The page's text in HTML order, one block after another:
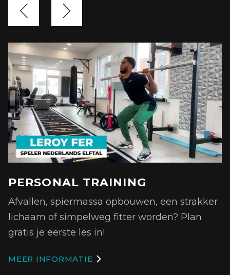
Wat hebben de trainingen onze klanten
gebracht?
Bekijk Nu
PERSONAL TRAINING
Afvallen, spiermassa opbouwen, een strakker
lichaam of simpelweg fitter worden? Plan
gratis je eerste les in!
MEER INFORMATIE 
 